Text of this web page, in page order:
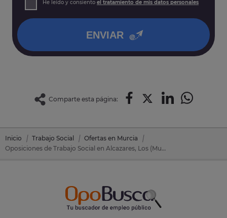
así como otros derechos tal y como se explica en nuestra
He leído y consiento el tratamiento de mis datos personales
ENVIAR
Comparte esta página:
Inicio Trabajo Social
Ofertas en Murcia
Oposiciones de Trabajo Social en Alcazares, Los (Murcia)